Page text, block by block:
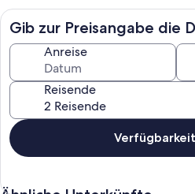
funktionell. Alles ist sehr durchdacht,
Aufenthalt nichts entgegensteht. Im
und ein Kamin für kühlere Abende.
Es gibt zwei schöne große
Süden, damit man die Sonne von
genießen kann, vor allem Dingen
Meer, die unvergleichlich schön sind.
LAGE:
Von der Ausfahrt der N12 in Morlaix
Léon und Roscoff, von dort weiter in
Gib zur Preisangabe die
Anreise
Reisende